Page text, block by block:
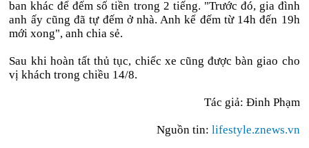
ban khác để đếm số tiền trong 2 tiếng. "Trước đó, gia đình
anh ấy cũng đã tự đếm ở nhà. Anh kể đếm từ 14h đến 19h
mới xong", anh chia sẻ.
Sau khi hoàn tất thủ tục, chiếc xe cũng được bàn giao cho
vị khách trong chiều 14/8.
Tác giả: Đinh Phạm
Nguồn tin: lifestyle.znews.vn